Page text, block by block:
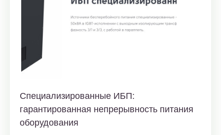
Специализированные ИБП:
гарантированная непрерывность питания
оборудования